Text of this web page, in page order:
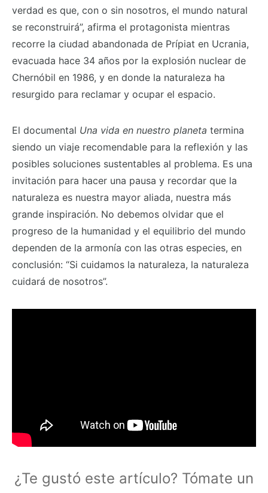
verdad es que, con o sin nosotros, el mundo natural
se reconstruirá”, afirma el protagonista mientras
recorre la ciudad abandonada de Prípiat en Ucrania,
evacuada hace 34 años por la explosión nuclear de
Chernóbil en 1986, y en donde la naturaleza ha
resurgido para reclamar y ocupar el espacio.
El documental Una vida en nuestro planeta termina
siendo un viaje recomendable para la reflexión y las
posibles soluciones sustentables al problema. Es una
invitación para hacer una pausa y recordar que la
naturaleza es nuestra mayor aliada, nuestra más
grande inspiración. No debemos olvidar que el
progreso de la humanidad y el equilibrio del mundo
dependen de la armonía con las otras especies, en
conclusión: “Si cuidamos la naturaleza, la naturaleza
cuidará de nosotros”.
¿Te gustó este artículo? Tómate un